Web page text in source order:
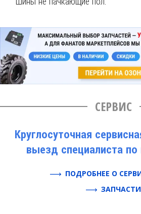
СЕРВИС
Круглосуточная
выезд специалиста по
ПОДРОБНЕЕ О
ЗАПЧАСТИ